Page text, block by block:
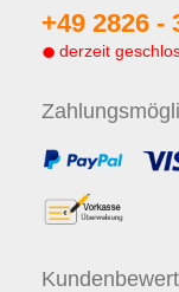
+49 2826 -
derzeit
Zahlungs
Kunden